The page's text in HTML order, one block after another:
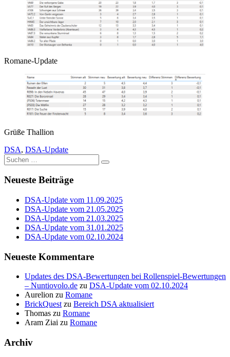
Romane-Update
Grüße Thallion
DSA, DSA-Update
Suche
nach:
Neueste Beiträge
DSA-Update vom 11.09.2025
DSA-Update vom 21.05.2025
DSA-Update vom 21.03.2025
DSA-Update vom 31.01.2025
DSA-Update vom 02.10.2024
Neueste Kommentare
Updates des DSA-Bewertungen bei Rollenspiel-Bewertungen
– Nuntiovolo.de zu DSA-Update vom 02.10.2024
Aurelion zu Romane
BrickQuestzu Bereich DSA aktualisiert
Thomas zu Romane
Aram Ziai zu Romane
Archiv